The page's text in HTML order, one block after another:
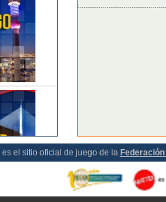
es el sitio oficial de juego de la